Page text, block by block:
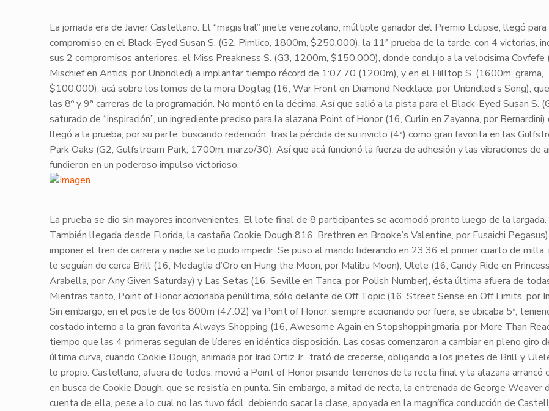
​La jornada era de Javier Castellano. El “magistral” jinete venezolano, múltiple ganador del Premio Eclipse, llegó para
compromiso en el Black-Eyed Susan S. (G2, Pimlico, 1800m, $250,000), la 11ª prueba de la tarde, con 4 victorias,
sus 2 compromisos anteriores, el Miss Preakness S. (G3, 1200m, $150,000), donde condujo a la velocisima Covfefe
Mischief en Antics, por Unbridled) a implantar tiempo récord de 1:07.70 (1200m), y en elHilltop S. (1600m, grama,
$100,000), acá sobre los lomos de la mora Dogtag (16, War Front en Diamond Necklace, por Unbridled’s Song),
las 8º y 9ª carreras de la programación. No montó en la décima. Así que salió a la pista para el Black-Eyed Susan S. (
saturado de “inspiración”, un ingrediente preciso para la alazana Point of Honor(16, Curlin en Zayanna, por Bernardini)
llegó a la prueba, por su parte, buscando redención, tras la pérdida de su invicto (4ª) como gran favorita en las
Park Oaks (G2, Gulfstream Park, 1700m, marzo/30). Así que acá funcionó la fuerza de adhesión y las vibraciones de
fundieron en un poderoso impulso victorioso.
​La prueba se dio sin mayores inconvenientes. El lote final de 8 participantes se acomodó pronto luego de la largada.
También llegada desde Florida, la castaña Cookie Dough 816, Brethren en Brooke’s Valentine, por Fusaichi
imponer el tren de carrera y nadie se lo pudo impedir. Se puso al mando liderando en 23.36 el primer cuarto de milla,
le seguían de cerca Brill(16, Medaglia d’Oro en Hung the Moon, por Malibu Moon), Ulele (16, Candy Ride en Princess
Arabella, por Any Given Saturday) y Las Setas (16, Seville en Tanca, por Polish Number), ésta última afuera de
Mientras tanto, Point of Honoraccionaba penúltima, sólo delante de Off Topic(16, Street Sense en Off Limits, por
Sin embargo, en el poste de los 800m (47.02) ya Point of Honor, siempre accionando por fuera, se ubicaba 5ª,
costado interno a la gran favorita Always Shopping (16, Awesome Again en Stopshoppingmaria, por More Than
tiempo que las 4 primeras seguían de líderes en idéntica disposición. Las cosas comenzaron a cambiar en pleno giro
última curva, cuando Cookie Dough, animada por Irad Ortiz Jr., trató de crecerse, obligando a los jinetes de Brilly
lo propio. Castellano, afuera de todos, movió a Point of Honorpisando terrenos de la recta final y la alazana arrancó
en busca de Cookie Dough, que se resistía en punta. Sin embargo, a mitad de recta, la entrenada de George Weaver
cuenta de ella, pese a lo cual no las tuvo fácil, debiendo sacar la clase, apoyada en la magnífica conducción de